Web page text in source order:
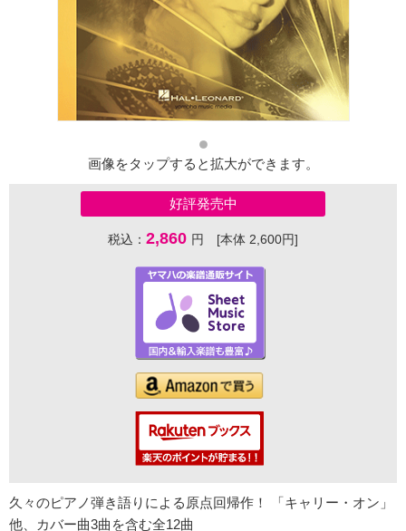
画像をタップすると拡大ができます。
好評発売中
税込： 2,860 円 [本体 2,600円]
久々のピアノ弾き語りによる原点回帰作！ 「キャリー・オン」
他、カバー曲3曲を含む全12曲